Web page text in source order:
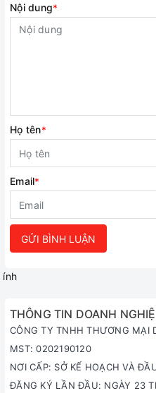
Nội dung*
Họ tên*
Email*
GỬI BÌNH LUẬN
ính
THÔNG TIN DOANH
CÔNG TY TNHH THƯƠNG MẠI
MST: 0202190120
NƠI CẤP: SỞ KẾ HOẠCH VÀ
ĐĂNG KÝ LẦN ĐẦU: NGÀY 23